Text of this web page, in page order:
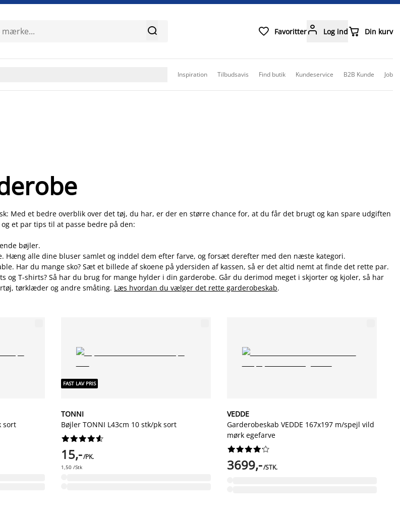
  Favoritter Log ind Din kurv
Inspiration Tilbudsavis Find butik Kundeservice B2B Kunde Job
Med et bedre overblik over det tøj, du har, er der en større chance for, at du får det brugt og kan spare udgiften
et par tips til at passe bedre på den:
bøjler.
alle dine bluser samlet og inddel dem efter farve, og forsæt derefter med den næste kategori.
Har du mange sko? Sæt et billede af skoene på ydersiden af kassen, så er det altid nemt at finde det rette par.
T-shirts? Så har du brug for mange hylder i din garderobe. Går du derimod meget i skjorter og kjoler, så har
tørklæder og andre småting. Læs hvordan du vælger det rette garderobeskab.
sort
FAST LAV PRIS
TONNI
Bøjler TONNI L43cm 10 stk/pk sort






15,-/PK.
1,50 /Stk
VEDDE
Garderobeskab VEDDE 167x197 m/spejl vild
mørk egefarve






3699,-/STK.